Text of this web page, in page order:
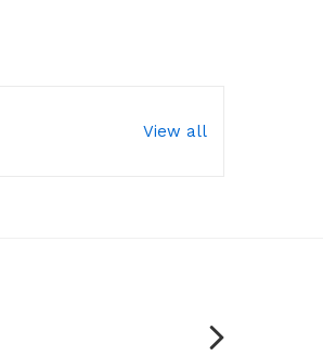
View all